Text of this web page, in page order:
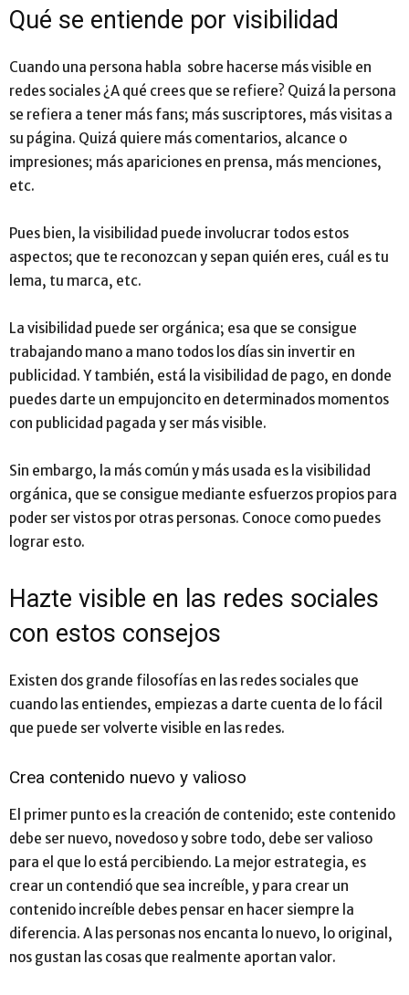
Qué se entiende por visibilidad
Cuando una persona habla sobre hacerse más visible en
redes sociales ¿A qué crees que se refiere? Quizá la persona
se refiera a tener más fans; más suscriptores, más visitas a
su página. Quizá quiere más comentarios, alcance o
impresiones; más apariciones en prensa, más menciones,
etc.
Pues bien, la visibilidad puede involucrar todos estos
aspectos; que te reconozcan y sepan quién eres, cuál es tu
lema, tu marca, etc.
La visibilidad puede ser orgánica; esa que se consigue
trabajando mano a mano todos los días sin invertir en
publicidad. Y también, está la visibilidad de pago, en donde
puedes darte un empujoncito en determinados momentos
con publicidad pagada y ser más visible.
Sin embargo, la más común y más usada es la visibilidad
orgánica, que se consigue mediante esfuerzos propios para
poder ser vistos por otras personas. Conoce como puedes
lograr esto.
Hazte visible en las redes sociales
con estos consejos
Existen dos grande filosofías en las redes sociales que
cuando las entiendes, empiezas a darte cuenta de lo fácil
que puede ser volverte visible en las redes.
Crea contenido nuevo y valioso
El primer punto es la creación de contenido; este contenido
debe ser nuevo, novedoso y sobre todo, debe ser valioso
para el que lo está percibiendo. La mejor estrategia, es
crear un contendió que sea increíble, y para crear un
contenido increíble debes pensar en hacer siempre la
diferencia. A las personas nos encanta lo nuevo, lo original,
nos gustan las cosas que realmente aportan valor.